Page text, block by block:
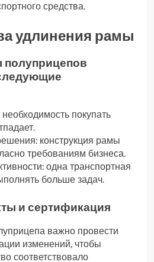
средства.
удлинения рамы
покупать
конструкция рамы
требованиям бизнеса.
одна транспортная
больше задач.
и сертификация
важно провести
изменений, чтобы
соответствовало